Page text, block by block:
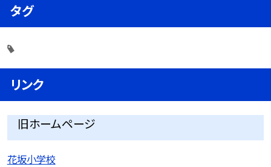
タグ
リンク
旧ホームページ
花坂小学校